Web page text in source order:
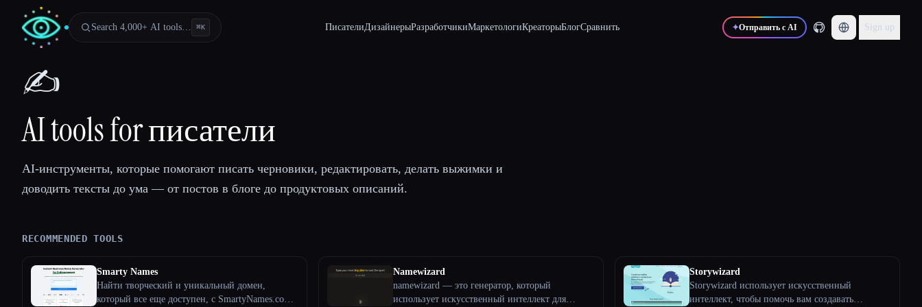
Search 4,000+ AI tools… ⌘K ПисателиДизайнерыРазработчикиМаркетологиКреаторыБлогСравнить ✦Отправить с AI Sign up
✍️
AI tools for писатели
AI-инструменты, которые помогают писать черновики, редактировать, делать выжимки и
доводить тексты до ума — от постов в блоге до продуктовых описаний.
RECOMMENDED TOOLS
Smarty Names
Найти творческий и уникальный домен,
который все еще доступен, с SmartyNames.com
Namewizard
namewizard — это генератор, который
использует искусственный интеллект для
Storywizard
Storywizard использует искусственный
интеллект, чтобы помочь вам создавать